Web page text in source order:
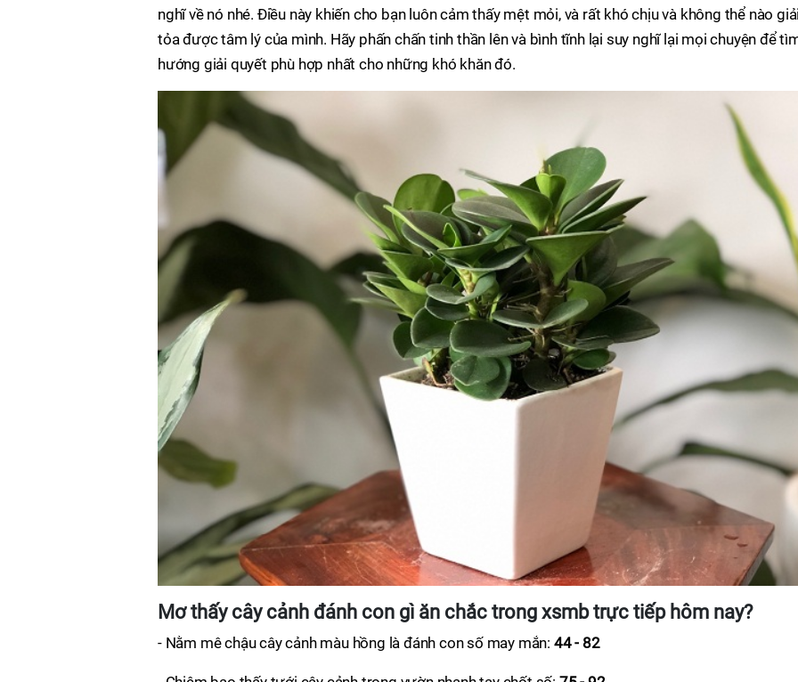
nghĩ về nó nhé. Điều này khiến cho bạn luôn cảm thấy mệt mỏi, và rất khó chịu và không thể nào giải
tỏa được tâm lý của mình. Hãy phấn chấn tinh thần lên và bình tĩnh lại suy nghĩ lại mọi chuyện để
hướng giải quyết phù hợp nhất cho những khó khăn đó.
Mơ thấy cây cảnh đánh con gì ăn chắc trong xsmb trực tiếp hôm nay?
- Nằm mê chậu cây cảnh màu hồng là đánh con số may mắn: 44 - 82